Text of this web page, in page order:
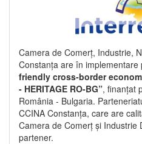
Camera de Comerț, Industrie,
Constanța are în implementare
friendly cross-border
- HERITAGE RO-BG”, finanțat
România - Bulgaria.
CCINA Constanța, care are
Camera de Comerț și Industrie
partener.